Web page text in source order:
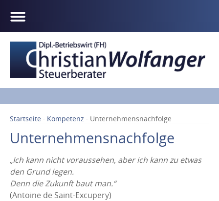
Startseite · Kompetenz · Unternehmensnachfolge
Unternehmensnachfolge
„Ich kann nicht voraussehen, aber ich kann zu etwas
den Grund legen.
Denn die Zukunft baut man.“
(Antoine de Saint-Excupery)